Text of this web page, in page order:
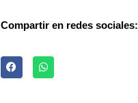
Compartir en redes sociales: